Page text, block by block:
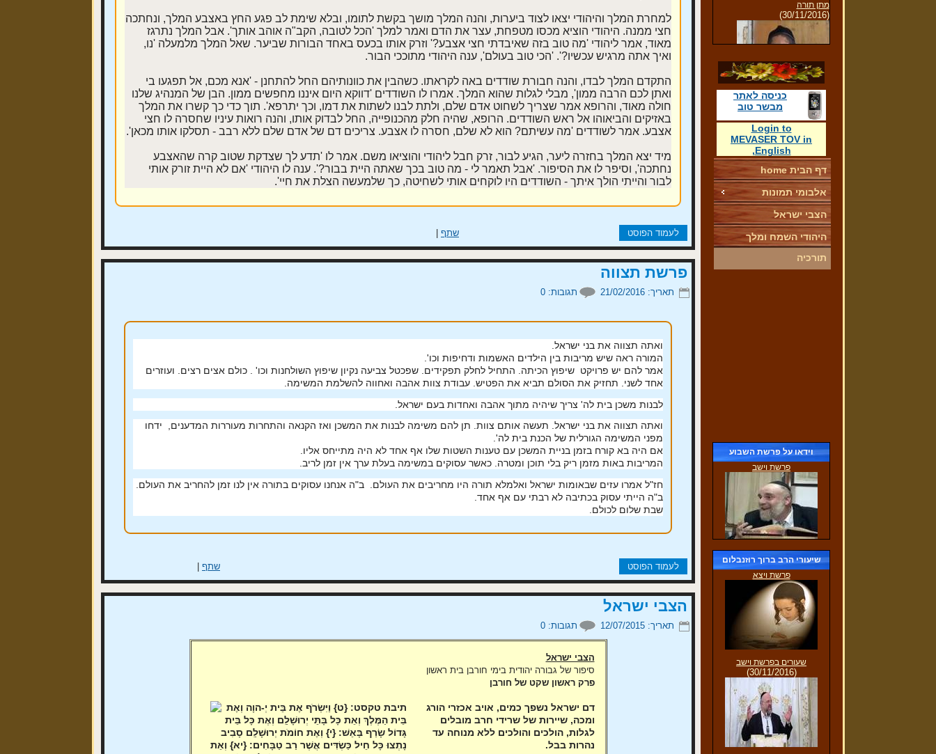
(30/11/2016)
לימוד קריאת מגילת רות
תפילת שחרית של ילדי הגן
כניסה לאתר
מבשר טוב
Login to
MEVASER TOV in
English
,
דף הבית home
אלבומי תמונות
הצבי ישראל
היהודי השמח ומלך
תורכיה
וידאו על פרשת השבוע
פרשת וישב
שיעורי הרב ברוך רוזנבלום
פרשת ויצא
שעורים בפרשת וישב
(30/11/2016)
למחרת המלך והיהודי יצאו לצוד ביערות, והנה המלך מושך בקשת לתומו, ובלא שימת לב פגע החץ באצבע המלך, ונחתכה
חצי ממנה. היהודי הוציא מכסו מטפחת, עצר את הדם ואמר למלך 'הכל לטובה, הקב"ה אוהב אותך'. אבל המלך נתרגז
מאוד, אמר ליהודי 'מה טוב בזה שאיבדתי חצי אצבע?' וזרק אותו בכעס באחד הבורות שביער. שאל המלך מלמעלה 'נו,
ואיך אתה מרגיש עכשיו?'. 'הכי טוב בעולם', ענה היהודי מתוככי הבור.
התקדם המלך לבדו, והנה חבורת שודדים באה לקראתו. כשהבין את כוונותיהם החל להתחנן - 'אנא מכם, אל תפגעו בי
ואתן לכם הרבה ממון', מבלי לגלות שהוא המלך. אמרו לו השודדים 'דווקא היום איננו מחפשים ממון. הבן של המנהיג שלנו
חולה מאוד, והרופא אמר שצריך לשחוט אדם שלם, ולתת לבנו לשתות את דמו, וכך יתרפא'. תוך כדי כך קשרו את המלך
באזיקים והביאוהו אל ראש השודדים. הרופא, שהיה חלק מהכנופייה, החל לבדוק אותו, והנה רואות עיניו שחסרה לו חצי
אצבע. אמר לשודדים 'מה עשיתם? הוא לא שלם, חסרה לו אצבע. צריכים דם של אדם שלם ללא רבב - תסלקו אותו מכאן'.
מיד יצא המלך בחזרה ליער, הגיע לבור, זרק חבל ליהודי והוציאו משם. אמר לו 'תדע לך שצדקת שטוב קרה שהאצבע
נחתכה', וסיפר לו את הסיפור. 'אבל תאמר לי - מה טוב בכך שאתה היית בבור?'. ענה לו היהודי 'אם לא היית זורק אותי
לבור והייתי הולך איתך - השודדים היו לוקחים אותי לשחיטה, כך שלמעשה הצלת את חיי'.
לעמוד הפוסט שתף
פרשת תצווה
תאריך: 21/02/2016 תגובות: 0
ואתה תצווה את בני ישראל.
המורה ראה שיש מריבות בין הילדים האשמות ודחיפות וכו'.
אמר להם יש פרויקט שיפוץ הכיתה. התחיל לחלק תפקידים. שפכטל צביעה נקיון שיפוץ השולחנות וכו' . כולם אצים רצים. ועוזרים
אחד לשני. תחזיק את הסולם תביא את הפטיש. עבודת צוות אהבה ואחווה להשלמת המשימה.
לבנות משכן בית לה' צריך שיהיה מתוך אהבה ואחדות בעם ישראל.
ואתה תצווה את בני ישראל. תעשה אותם צוות. תן להם משימה לבנות את המשכן ואז הקנאה והתחרות מעוררות המדענים, ידחו
מפני המשימה הגורלית של הכנת בית לה'.
אם היה בא קורח בזמן בניית המשכן עם טענות השטות שלו אף אחד לא היה מתייחס אליו.
המריבות באות מזמן ריק בלי תוכן ומטרה. כאשר עסוקים במשימה בעלת ערך אין זמן לריב.
חז"ל אמרו עזים שבאומות ישראל ואלמלא תורה היו מחריבים את העולם. ב"ה אנחנו עסוקים בתורה אין לנו זמן להחריב את העולם.
ב"ה הייתי עסוק בכתיבה לא רבתי עם אף אחד.
שבת שלום לכולם.
לעמוד הפוסט שתף
הצבי ישראל
תאריך: 12/07/2015 תגובות: 0
הצבי ישראל
סיפור של גבורה יהודית בימי חורבן בית ראשון
פרק ראשוןשקט של חורבן
דם ישראל נשפך כמים, אויב אכזרי הורג
ומכה, שיירות של שרידי חרב מובלים
לגלות, הולכים והולכים ללא מנוחה עד
נהרות בבל.